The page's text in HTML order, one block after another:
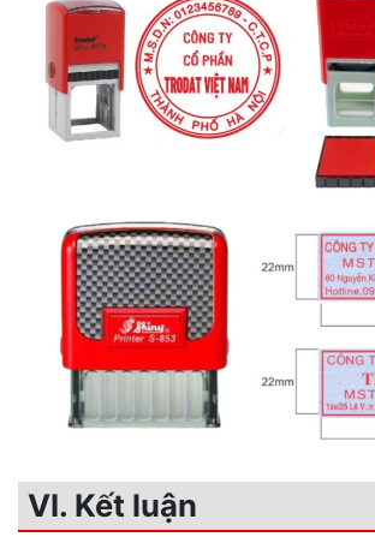
VI. Kết luận